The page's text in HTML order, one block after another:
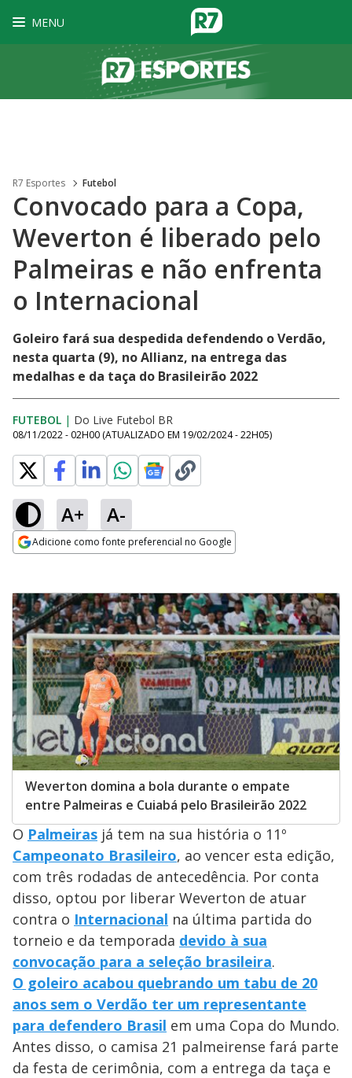
MENU
R7 Esportes Futebol
Convocado para a Copa,
Weverton é liberado pelo
Palmeiras e não enfrenta
o Internacional
Goleiro fará sua despedida defendendo o Verdão,
nesta quarta (9), no Allianz, na entrega das
medalhas e da taça do Brasileirão 2022
FUTEBOL | Do Live Futebol BR
08/11/2022 - 02H00 (ATUALIZADO EM 19/02/2024 - 22H05)
A+ A-
Adicione como fonte preferencial no Google
Weverton domina a bola durante o empate
entre Palmeiras e Cuiabá pelo Brasileirão 2022
O Palmeiras já tem na sua história o 11º
Campeonato Brasileiro, ao vencer esta edição,
com três rodadas de antecedência. Por conta
disso, optou por liberar Weverton de atuar
contra o Internacional na última partida do
torneio e da temporada devido à sua
convocação para a seleção brasileira.
O goleiro acabou quebrando um tabu de 20
anos sem o Verdão ter um representante
para defendero Brasil em uma Copa do Mundo.
Antes disso, o camisa 21 palmeirense fará parte
da festa de cerimônia, com a entrega da taça e